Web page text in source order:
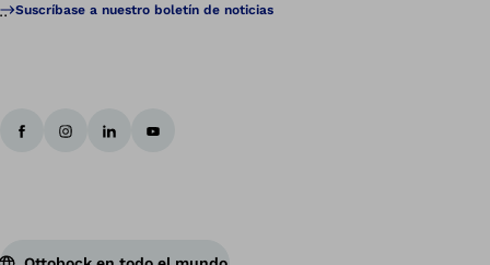
Suscríbase a nuestro boletín de noticias